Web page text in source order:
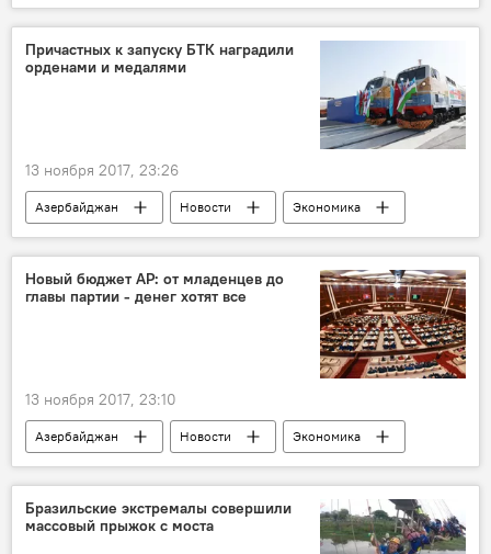
Колумнисты
Россия
США
Стивен Мнучин
Обвинения
Причастных к запуску БТК наградили
орденами и медалями
13 ноября 2017, 23:26
Азербайджан Новости
Экономика
Ильхам Алиев
распоряжение
Новый бюджет АР: от младенцев до
главы партии - денег хотят все
13 ноября 2017, 23:10
Азербайджан Новости
Экономика
Севиндж Гасанова
Рафаэль Гусейнов
Милли Меджлис АР
бюджет
Бразильские экстремалы совершили
массовый прыжок с моста